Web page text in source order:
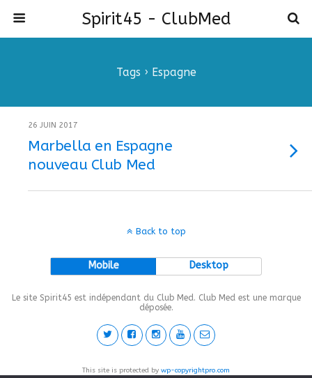
Spirit45 - ClubMed
Tags › Espagne
26 JUIN 2017
Marbella en Espagne
nouveau Club Med
Back to top
Mobile Desktop
Le site Spirit45 est indépendant du Club Med. Club Med est une marque
déposée.
This site is protected by wp-copyrightpro.com